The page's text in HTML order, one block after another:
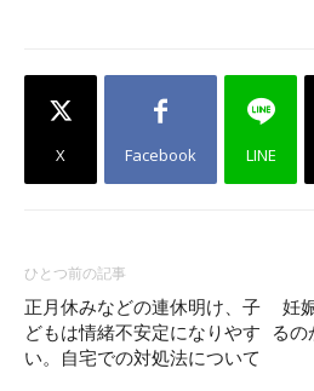
X Facebook LINE
ひとつ前の記事
正月休みなどの連休明け、子
どもは情緒不安定になりやす
い。自宅での対処法について
妊
る